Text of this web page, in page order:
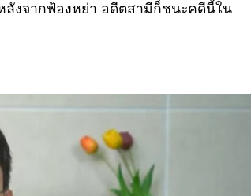
ลังจากฟ้องหย่า อดีตสามีก็ชนะคดีนี้ใน